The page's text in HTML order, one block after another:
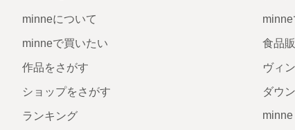
minneについて
minneで買いたい
作品をさがす
ショップをさがす
ランキング
食品
ヴィ
ダウ